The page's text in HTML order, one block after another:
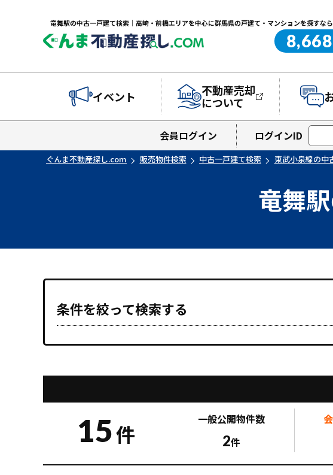
ぐんま不動
8,668
イベント
不動産売却
について
会員ログイン ログインID
ぐんま不動産探し.com 販売物件検索 中古一戸建て検索 東武小泉線の中
竜舞
条件を絞って検索する
15件
一般公開物件数
2件